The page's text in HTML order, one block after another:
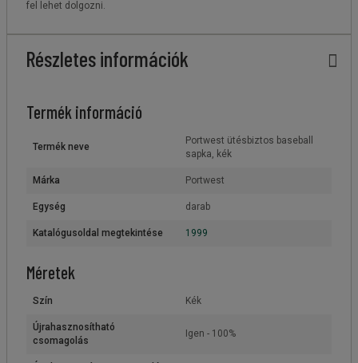
fel lehet dolgozni.
Részletes információk
Termék információ
Termék neve
Portwest ütésbiztos baseball
sapka, kék
Márka Portwest
Egység darab
Katalógusoldal megtekintése 1999
Méretek
Szín Kék
Újrahasznosítható
csomagolás
Igen - 100%